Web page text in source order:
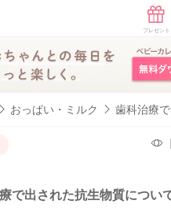
おっぱい・ミルク 歯科治療
で出された抗生物質につい